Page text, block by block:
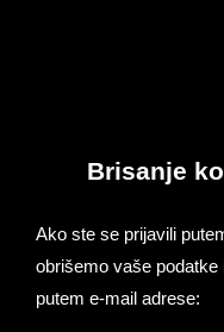
Brisanje
Ako ste se prijavili
obrišemo vaše
putem e-mail adrese: